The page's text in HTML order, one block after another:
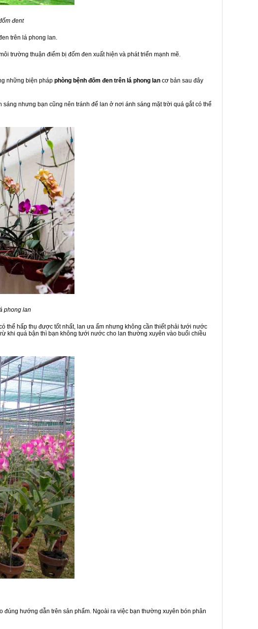
đent
trên lá phong lan.
trường thuận điểm bị đốm đen xuất hiện và phát triển mạnh mẽ.
những biện pháp phòng bệnh đốm đen trên lá phong lan cơ bản sau đây
nhưng bạn cũng nên tránh để lan ở nơi ánh sáng mặt trời quá gắt có thể
phong lan
thể hấp thụ được tốt nhất, lan ưa ẩm nhưng không cần thiết phải tưới nước
khi quá bận thì bạn không tưới nước cho lan thường xuyên vào buổi chiều
hướng dẫn trên sản phẩm. Ngoài ra việc bạn thường xuyên bón phân